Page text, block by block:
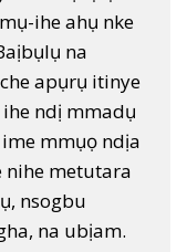
ihe ahụ nke
na
apụrụ itinye
ndị mmadụ
mmụọ ndịa
nihe metutara
nsogbu
na ubịam.